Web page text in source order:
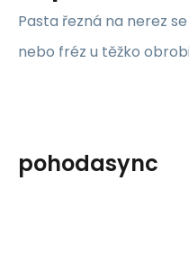
Pasta řezná na nerez
nebo fréz u těžko
pohodasync